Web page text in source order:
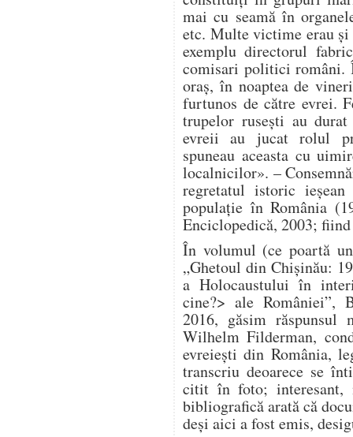
mai cu seamă în
etc. Multe victime erau
exemplu directorul
comisari politici români.
oraș, în noaptea de
furtunos de către evrei.
trupelor rusești au
evreii au jucat rolul
spuneau aceasta cu
localnicilor». –
regretatul istoric
populație în România
Enciclopedică, 2003;
În volumul (ce poartă
„Ghetoul din Chișinău:
a Holocaustului în
cine?> ale României”,
2016, găsim răspunsul
Wilhelm Filderman,
evreiești din România,
transcriu deoarece se
citit în foto; interesant,
bibliografică arată că
deși aici a fost emis,